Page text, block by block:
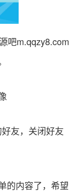
吧m.qqzy8.com
友，关闭好友
内容了，希望